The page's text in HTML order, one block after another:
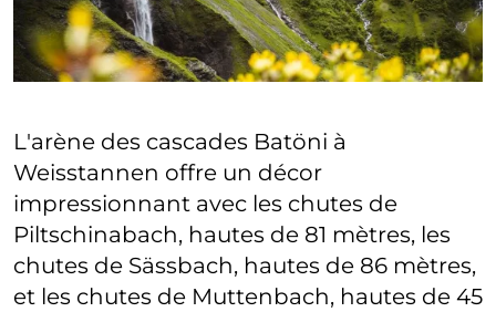
L'arène des cascades Batöni à
Weisstannen offre un décor
impressionnant avec les chutes de
Piltschinabach, hautes de 81 mètres, les
chutes de Sässbach, hautes de 86 mètres,
et les chutes de Muttenbach, hautes de 45